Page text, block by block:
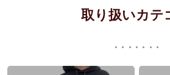
取り扱いカテ